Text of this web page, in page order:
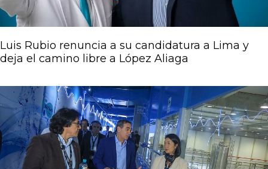
Luis Rubio renuncia a su candidatura a Lima y
deja el camino libre a López Aliaga